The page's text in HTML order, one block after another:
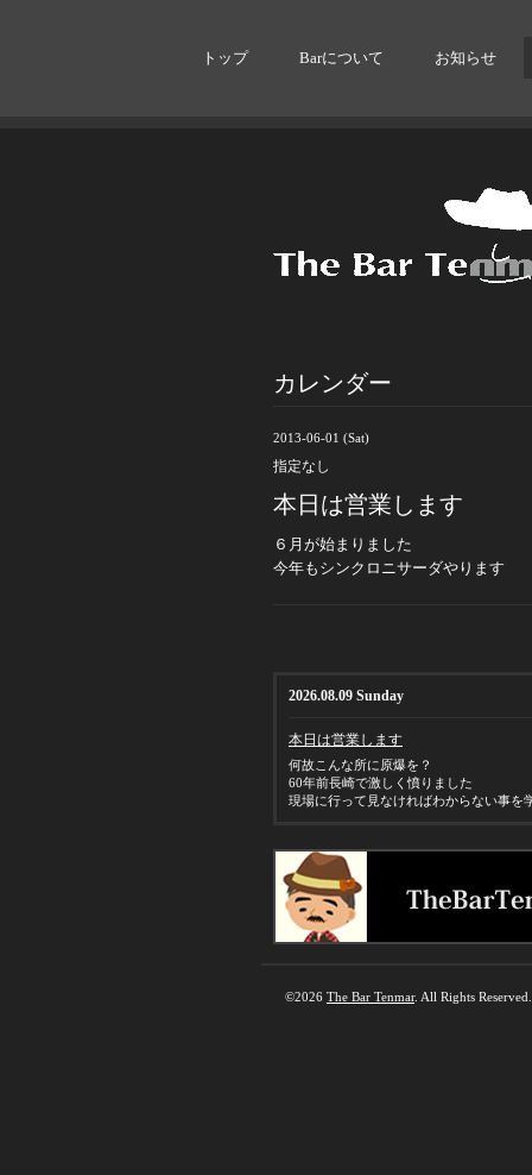
トップ Barについて お知らせ
カレンダー
2013-06-01 (Sat)
指定なし
本日は営業します
６月が始まりました
今年もシンクロニサーダやります
2026.08.09 Sunday
本日は営業します
何故こんな所に原爆を？
60年前長崎で激しく憤りました
現場に行って見なければわからない事を
©2026 The Bar Tenmar. All Rights Reserved.